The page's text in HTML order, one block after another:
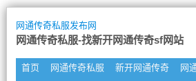
网通传奇私服发布网
网通传奇私服-找新开网通传奇sf网站
首页 网通传奇私服 新开网通传奇
网